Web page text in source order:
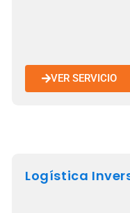
VER SERVICIO
Logística